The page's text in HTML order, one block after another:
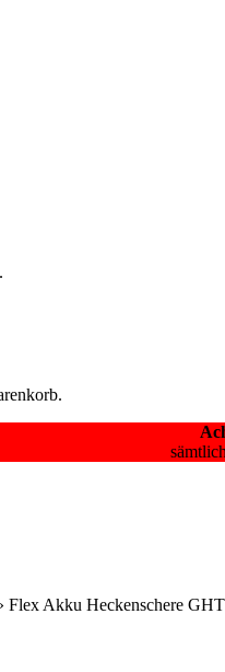
Flex Akku Heckenschere